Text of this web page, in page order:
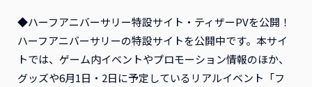
◆ハーフアニバーサリー特設サイト・ティザーPVを公開！
ハーフアニバーサリーの特設サイトを公開中です。本サイ
トでは、ゲーム内イベントやプロモーション情報のほか、
グッズや6月1日・2日に予定しているリアルイベント「フ